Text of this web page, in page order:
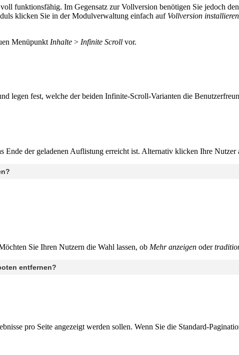
funktionsfähig. Im Gegensatz zur Vollversion benötigen Sie jedoch
klicken Sie in der Modulverwaltung einfach auf Vollversion installieren
Menüpunkt Inhalte > Infinite Scroll vor.
legen fest, welche der beiden Infinite-Scroll-Varianten die
Ende der geladenen Auflistung erreicht ist. Alternativ klicken Ihre Nutzer
Sie Ihren Nutzern die Wahl lassen, ob Mehr anzeigen oder
entfernen?
pro Seite angezeigt werden sollen. Wenn Sie die Standard-